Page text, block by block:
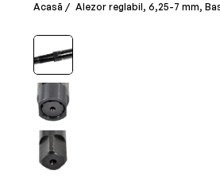
Acasă / Alezor reglabil, 6,25-7 mm,